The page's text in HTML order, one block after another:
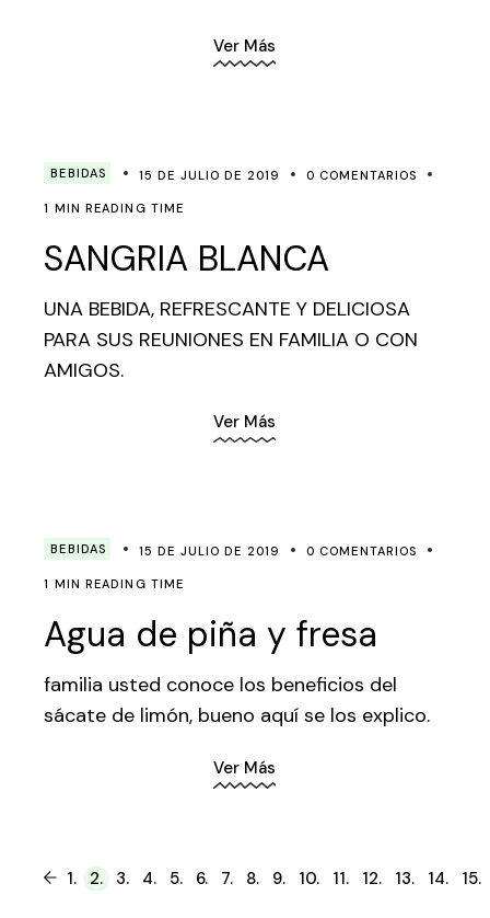
Ver Más
BEBIDAS 15 DE JULIO DE 2019 0 COMENTARIOS
1 MIN READING TIME
SANGRIA BLANCA
UNA BEBIDA, REFRESCANTE Y DELICIOSA
PARA SUS REUNIONES EN FAMILIA O CON
AMIGOS.
Ver Más
BEBIDAS 15 DE JULIO DE 2019 0 COMENTARIOS
1 MIN READING TIME
Agua de piña y fresa
familia usted conoce los beneficios del
sácate de limón, bueno aquí se los explico.
Ver Más
Paginación
1. 2. 3. 4. 5. 6. 7. 8. 9. 10. 11. 12. 13. 14. 15.